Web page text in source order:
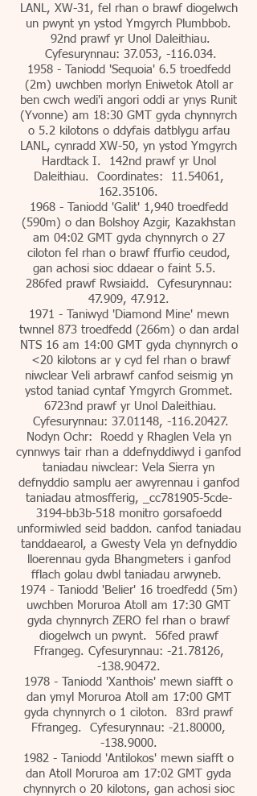
LANL, XW-31, fel rhan o brawf diogelwch
un pwynt yn ystod Ymgyrch Plumbbob.
92nd prawf yr Unol Daleithiau.
Cyfesurynnau: 37.053, -116.034.
1958 - Taniodd 'Sequoia' 6.5 troedfedd
(2m) uwchben morlyn Eniwetok Atoll ar
ben cwch wedi'i angori oddi ar ynys Runit
(Yvonne) am 18:30 GMT gyda chynnyrch
o 5.2 kilotons o ddyfais datblygu arfau
LANL, cynradd XW-50, yn ystod Ymgyrch
Hardtack I. 142nd prawf yr Unol
Daleithiau. Coordinates: 11.54061 ,
162.35106.
1968 - Taniodd 'Galit' 1,940 troedfedd
(590m) o dan Bolshoy Azgir, Kazakhstan
am 04:02 GMT gyda chynnyrch o 27
ciloton fel rhan o brawf ffurfio ceudod,
gan achosi sioc ddaear o faint 5.5.
286fed prawf Rwsiaidd. Cyfesurynnau:
47.909, 47.912.
1971 - Taniwyd 'Diamond Mine' mewn
twnnel 873 troedfedd (266m) o dan ardal
NTS 16 am 14:00 GMT gyda chynnyrch o
<20 kilotons ar y cyd fel rhan o brawf
niwclear Veli arbrawf canfod seismig yn
ystod taniad cyntaf Ymgyrch Grommet.
6723nd prawf yr Unol Daleithiau.
Cyfesurynnau: 37.01148, -116.20427.
Nodyn Ochr: Roedd y Rhaglen Vela yn
cynnwys tair rhan a ddefnyddiwyd i ganfod
taniadau niwclear: Vela Sierra yn
defnyddio samplu aer awyrennau i ganfod
taniadau atmosfferig, _cc781905-5cde-
3194-bb3b-518 monitro gorsafoedd
unformiwled seid baddon. canfod taniadau
tanddaearol, a Gwesty Vela yn defnyddio
lloerennau gyda Bhangmeters i ganfod
fflach golau dwbl taniadau arwyneb.
1974 - Taniodd 'Belier' 16 troedfedd (5m)
uwchben Moruroa Atoll am 17:30 GMT
gyda chynnyrch ZERO fel rhan o brawf
diogelwch un pwynt. 56fed prawf
Ffrangeg. Cyfesurynnau: -21.78126,
-138.90472.
1978 - Taniodd 'Xanthois' mewn siafft o
dan ymyl Moruroa Atoll am 17:00 GMT
gyda chynnyrch o 1 ciloton. 83rd prawf
Ffrangeg. Cyfesurynnau: -21.80000,
-138.9000.
1982 - Taniodd 'Antilokos' mewn siafft o
dan Atoll Moruroa am 17:02 GMT gyda
chynnyrch o 20 kilotons, gan achosi sioc